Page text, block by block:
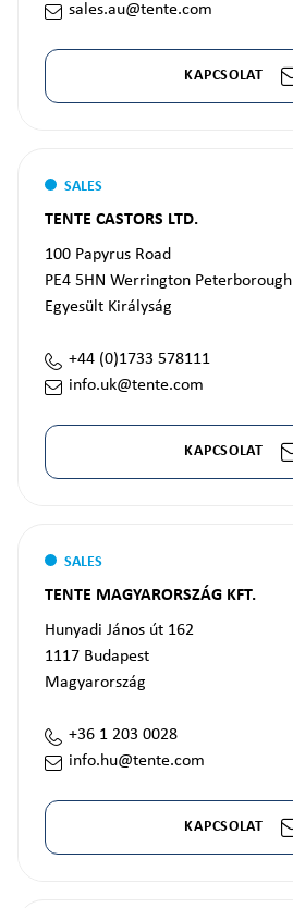
sales.au@tente.com
KAPCSOLAT
SALES
TENTE CASTORS LTD.
100 Papyrus Road
PE4 5HN Werrington Peterborough
Egyesült Királyság
+44 (0)1733 578111
info.uk@tente.com
KAPCSOLAT
SALES
TENTE MAGYARORSZÁG KFT.
Hunyadi János út 162
1117 Budapest
Magyarország
+36 1 203 0028
info.hu@tente.com
KAPCSOLAT